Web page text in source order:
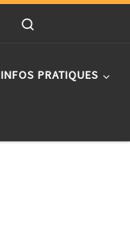
INFOS PRATIQUES